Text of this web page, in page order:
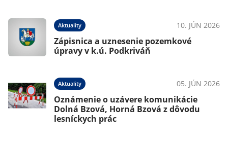
Aktuality 10. JÚN 2026
Zápisnica a uznesenie pozemkové
úpravy v k.ú. Podkriváň
Aktuality 05. JÚN 2026
Oznámenie o uzávere komunikácie
Dolná Bzová, Horná Bzová z dôvodu
lesníckych prác